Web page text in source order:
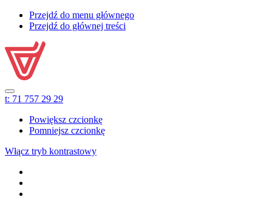
Przejdź do menu głównego
Przejdź do głównej treści
t: 71 757 29 29
Powiększ czcionkę
Pomniejsz czcionkę
Włącz tryb kontrastowy